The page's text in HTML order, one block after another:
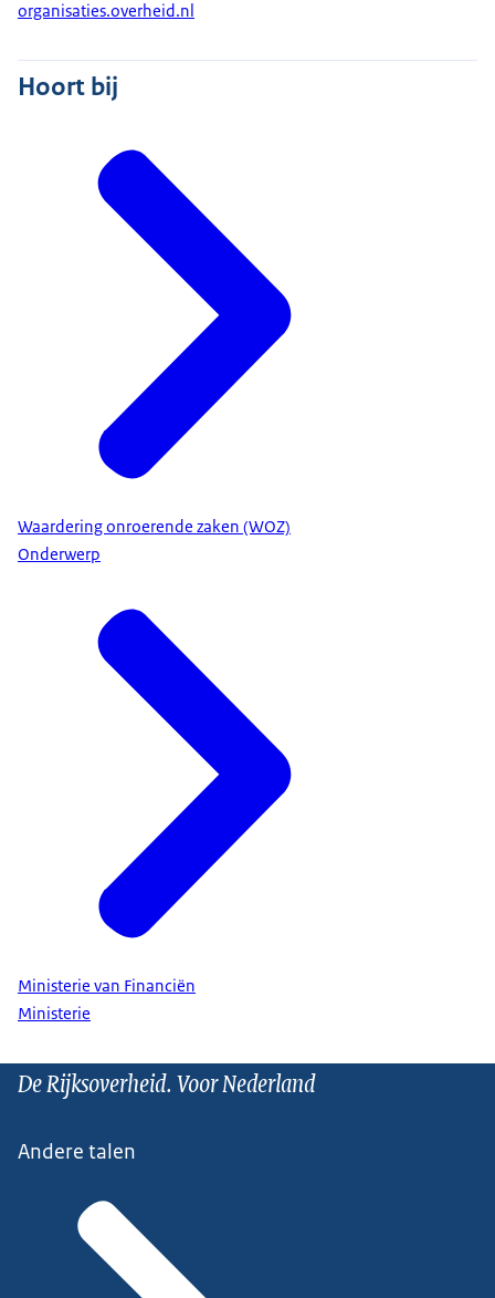
organisaties.overheid.nl
Hoort bij
Waardering onroerende zaken (WOZ)
Onderwerp
Ministerie van Financiën
Ministerie
De Rijksoverheid. Voor Nederland
Andere talen